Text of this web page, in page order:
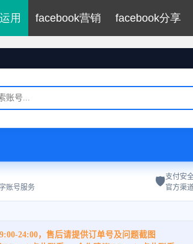
用 facebook营销 facebook分享